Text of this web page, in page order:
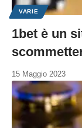
VARIE
1bet è un
15 Maggio 2023